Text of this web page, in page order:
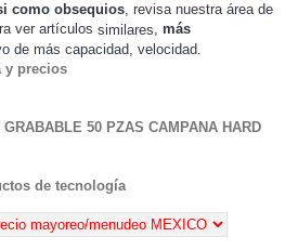
como obsequios, revisa nuestra área de
ver artículos similares, más
de más capacidad, velocidad.
y precios
GRABABLE 50 PZAS CAMPANA HARD
de tecnología